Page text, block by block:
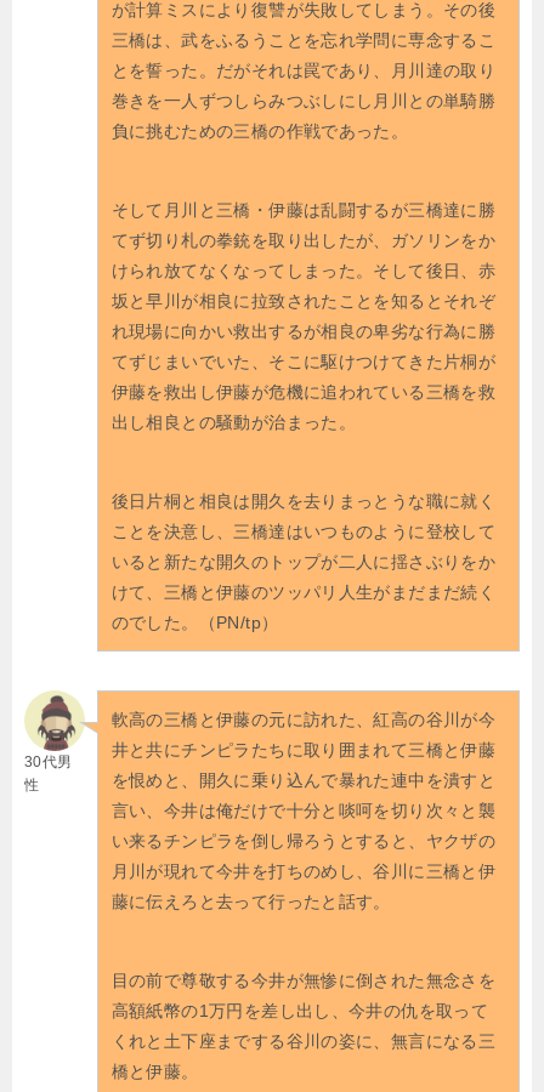
が計算ミスにより復讐が失敗してしまう。その後
三橋は、武をふるうことを忘れ学問に専念するこ
とを誓った。だがそれは罠であり、月川達の取り
巻きを一人ずつしらみつぶしにし月川との単騎勝
負に挑むための三橋の作戦であった。
そして月川と三橋・伊藤は乱闘するが三橋達に勝
てず切り札の拳銃を取り出したが、ガソリンをか
けられ放てなくなってしまった。そして後日、赤
坂と早川が相良に拉致されたことを知るとそれぞ
れ現場に向かい救出するが相良の卑劣な行為に勝
てずじまいでいた、そこに駆けつけてきた片桐が
伊藤を救出し伊藤が危機に追われている三橋を救
出し相良との騒動が治まった。
後日片桐と相良は開久を去りまっとうな職に就く
ことを決意し、三橋達はいつものように登校して
いると新たな開久のトップが二人に揺さぶりをか
けて、三橋と伊藤のツッパリ人生がまだまだ続く
のでした。（PN/tp）
30代男
性
軟高の三橋と伊藤の元に訪れた、紅高の谷川が今
井と共にチンピラたちに取り囲まれて三橋と伊藤
を恨めと、開久に乗り込んで暴れた連中を潰すと
言い、今井は俺だけで十分と啖呵を切り次々と襲
い来るチンピラを倒し帰ろうとすると、ヤクザの
月川が現れて今井を打ちのめし、谷川に三橋と伊
藤に伝えろと去って行ったと話す。
目の前で尊敬する今井が無惨に倒された無念さを
高額紙幣の1万円を差し出し、今井の仇を取って
くれと土下座までする谷川の姿に、無言になる三
橋と伊藤。